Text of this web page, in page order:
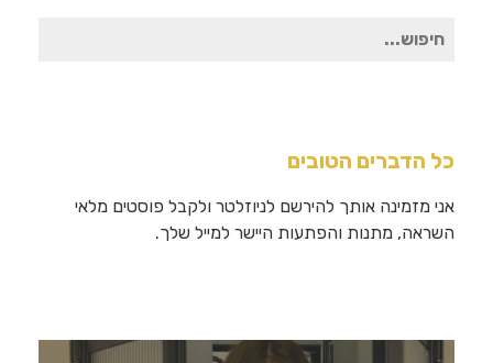
חיפוש
כל הדברים הטובים
אני מזמינה אותך להירשם לניוזלטר ולקבל פוסטים מלאי
השראה, מתנות והפתעות היישר למייל שלך.